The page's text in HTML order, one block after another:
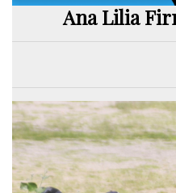
Ana Lilia